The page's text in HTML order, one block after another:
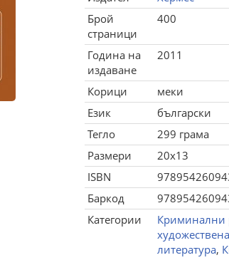
Брой
страници
400
Година на
издаване
2011
Корици
меки
Език
български
Тегло
299 грама
Размери
20x13
ISBN
Баркод
Категории
Криминални
литература,